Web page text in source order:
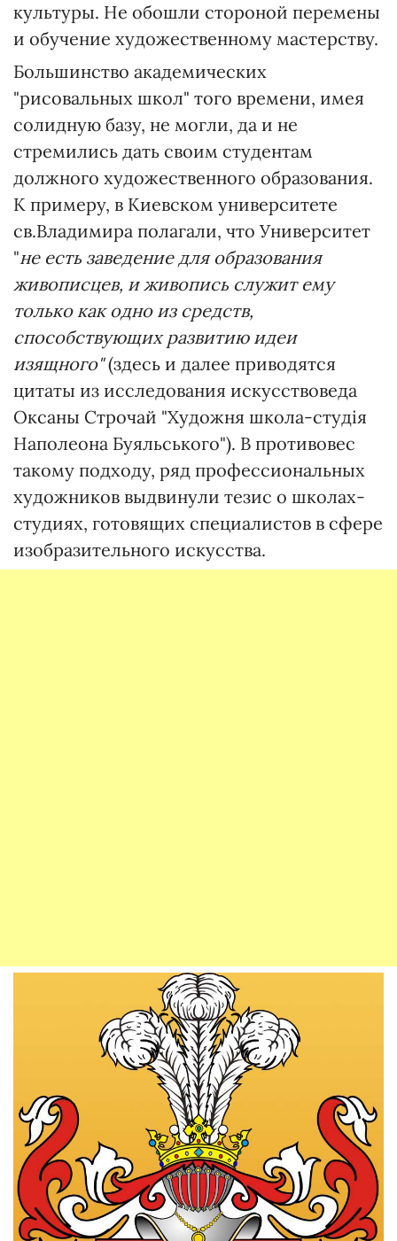
культуры. Не обошли стороной перемены
и обучение художественному мастерству.
Большинство академических
"рисовальных школ" того времени, имея
солидную базу, не могли, да и не
стремились дать своим студентам
должного художественного образования.
К примеру, в Киевском университете
св.Владимира полагали, что Университет
"не есть заведение для образования
живописцев, и живопись служит ему
только как одно из средств,
способствующих развитию идеи
изящного"(здесь и далее приводятся
цитаты из исследования искусствоведа
Оксаны Строчай "Художня школа-студія
Наполеона Буяльського"). В противовес
такому подходу, ряд профессиональных
художников выдвинули тезис о школах-
студиях, готовящих специалистов в сфере
изобразительного искусства.